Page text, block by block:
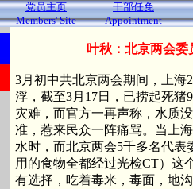
党员主页
Members' Site
干部任免
Appointment
叶秋：北京两会
3月初中共北京两会期间，上海
浮，截至3月17日，已捞起死猪
灾难，而官方一再声称，水质
准，惹来民众一阵痛骂。当上
水时，而北京两会5千多名代
用的食物全都经过光检CT）这
有选择，吃着毒米，毒面，地